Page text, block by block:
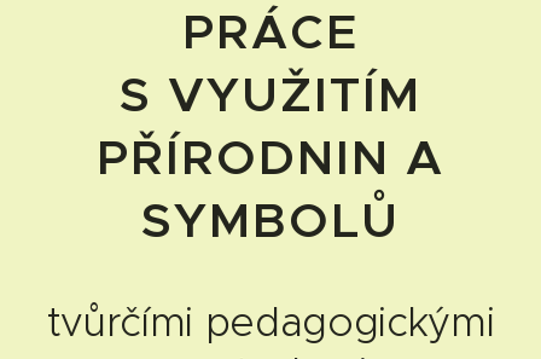
PRÁCE
S VYUŽITÍM
PŘÍRODNIN A
SYMBOLŮ
tvůrčími pedagogickými